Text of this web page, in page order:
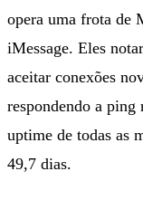
opera uma frota de
iMessage. Eles
aceitar conexões
respondendo a ping
uptime de todas as
49,7 dias.